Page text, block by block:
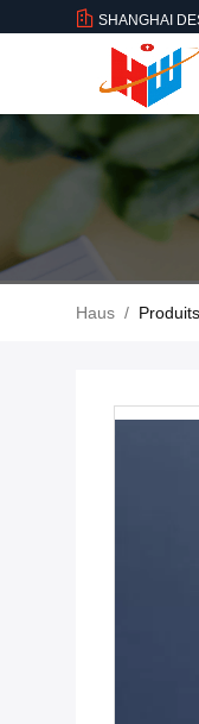
SHANGHAI
Haus / Produits